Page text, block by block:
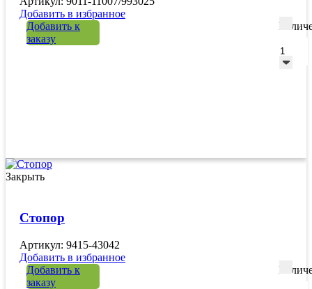
Добавить в избранное
Добавить к
заказу
Закрыть
Стопор
Артикул: 9415-43042
Добавить в избранное
Добавить к
заказу